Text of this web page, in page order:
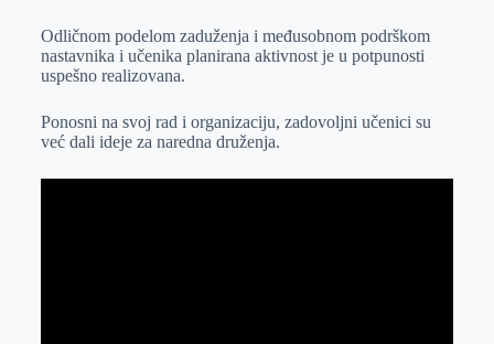
Odličnom podelom zaduženja i međusobnom podrškom
nastavnika i učenika planirana aktivnost je u potpunosti
uspešno realizovana.
Ponosni na svoj rad i organizaciju, zadovoljni učenici su
već dali ideje za naredna druženja.